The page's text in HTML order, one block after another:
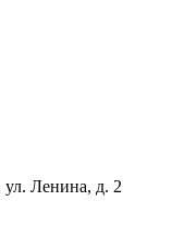
ул. Ленина, д. 2